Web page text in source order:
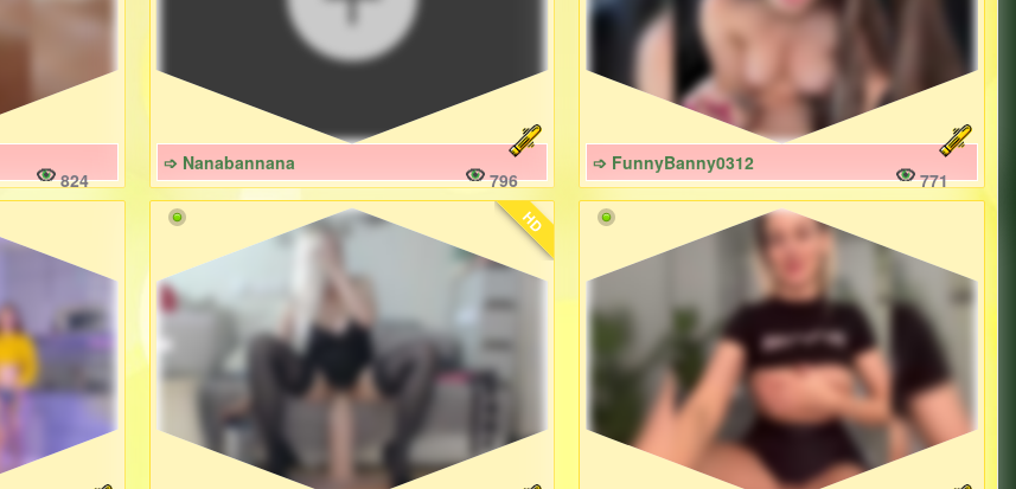
824
➩ Nanabannana
796
➩ FunnyBanny0312
771
HD